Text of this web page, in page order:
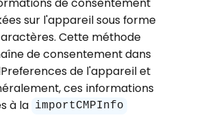
sur l'appareil sous forme
Cette méthode
de consentement dans
de l'appareil et
ces informations
à la importCMPInfo